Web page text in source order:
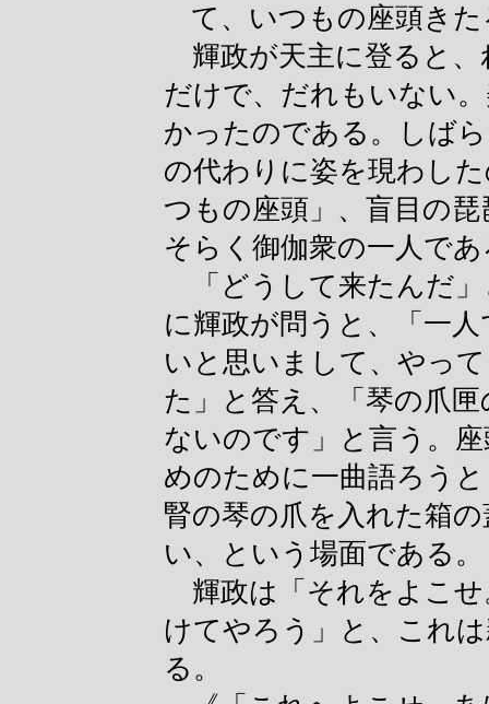
て、いつもの座頭きた
輝政が天主に登ると、
だけで、だれもいない
かったのである。しば
の代わりに姿を現わし
つもの座頭」、盲目の琵
そらく御伽衆の一人で
「どうして来たんだ」
に輝政が問うと、「一
いと思いまして、やっ
た」と答え、「琴の爪
ないのです」と言う。
めのために一曲語ろう
腎の琴の爪を入れた箱
い、という場面である。
輝政は「それをよこせ
けてやろう」と、これ
る。